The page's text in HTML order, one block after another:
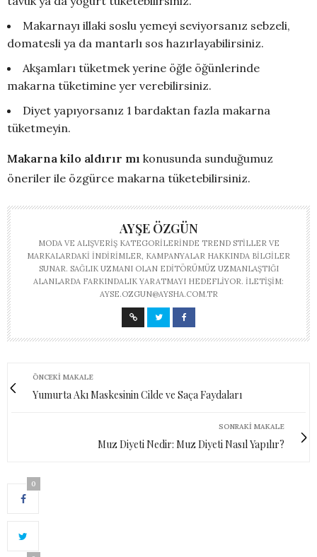
Makarnayı illaki soslu yemeyi seviyorsanız sebzeli,
domatesli ya da mantarlı sos hazırlayabilirsiniz.
Akşamları tüketmek yerine öğle öğünlerinde
makarna tüketimine yer verebilirsiniz.
Diyet yapıyorsanız 1 bardaktan fazla makarna
tüketmeyin.
Makarna kilo aldırır mı konusunda sunduğumuz
öneriler ile özgürce makarna tüketebilirsiniz.
AYŞE ÖZGÜN
MODA VE ALIŞVERIŞ KATEGORILERINDE TREND STILLER VE
MARKALARDAKI INDIRIMLER, KAMPANYALAR HAKKINDA BILGILER
SUNAR. SAĞLIK UZMANI OLAN EDITÖRÜMÜZ UZMANLAŞTIĞI
ALANLARDA FARKINDALIK YARATMAYI HEDEFLIYOR. İLETIŞIM:
AYSE.OZGUN@AYSHA.COM.TR
ÖNCEKI MAKALE
Yumurta Akı Maskesinin Cilde ve Saça Faydaları
SONRAKI MAKALE
Muz Diyeti Nedir: Muz Diyeti Nasıl Yapılır?
0